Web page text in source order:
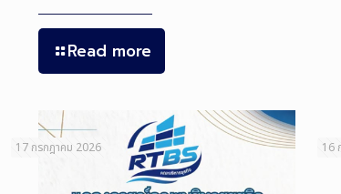
Read more
17 กรกฎาคม 2026 16